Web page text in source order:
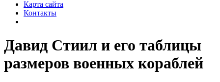
Карта сайта
Контакты
Давид Стиил и его таблицы
размеров военных кораблей